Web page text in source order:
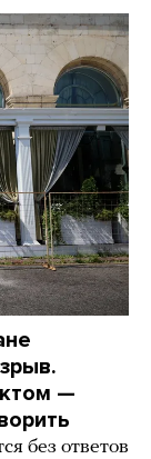
—
без ответов